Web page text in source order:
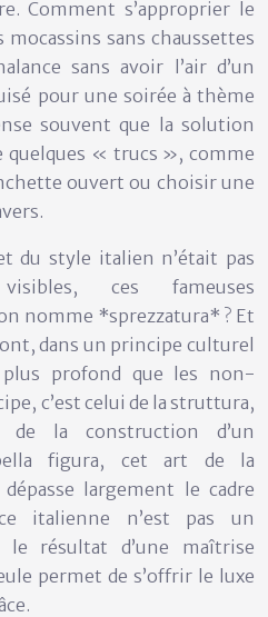
Comment s’approprier le
sans chaussettes
sans avoir l’air d’un
pour une soirée à thème
souvent que la solution
quelques « trucs », comme
ouvert ou choisir une
du style italien n’était pas
ces fameuses
nomme *sprezzatura* ? Et
dans un principe culturel
profond que les non-
c’est celui de la struttura,
de la construction d’un
figura, cet art de la
largement le cadre
italienne n’est pas un
le résultat d’une maîtrise
permet de s’offrir le luxe